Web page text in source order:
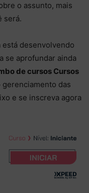
o assunto, mais
será.
desenvolvendo
se aprofundar ainda
de cursos Cursos
gerenciamento das
e se inscreva agora